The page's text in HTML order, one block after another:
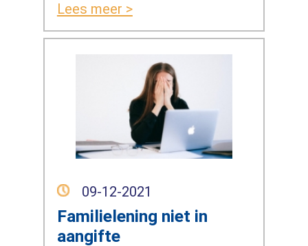
Lees meer >
09-12-2021
Familielening niet in
aangifte